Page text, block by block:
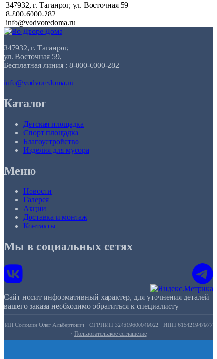
347932, г. Таганрог, ул. Восточная 59
8-800-6000-282
info@vodvoredoma.ru
347932, г. Таганрог,
ул. Восточная 59,
Бесплатная линия : 8-800-6000-282
info@vodvoredoma.ru
Каталог
Детская площадка
Спорт площадка
Благоустройство
Изделия для мусора
Меню
Новости
Галерея
Акции
Доставка и монтаж
Контакты
Мы в социальных сетях
Сайт носит информативный характер, для уточнения деталей
вашего заказа необходимо обратиться к специалисту
ИП Соломин Олег Альбертович · ОГРНИП 324619600049022 · ИНН 615421947977
· Пользовательское соглашение